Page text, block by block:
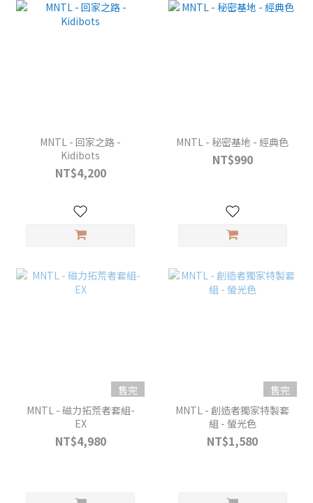
MNTL - 回家之路 -
Kidibots
NT$4,200
MNTL - 秘密基地 - 經典色
NT$990
售完
MNTL - 磁力拓荒者套組-
EX
NT$4,980
售完
MNTL - 創造者獨家特製套
組 - 螢光色
NT$1,580